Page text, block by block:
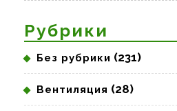
Рубрики
Без рубрики (231)
Вентиляция (28)